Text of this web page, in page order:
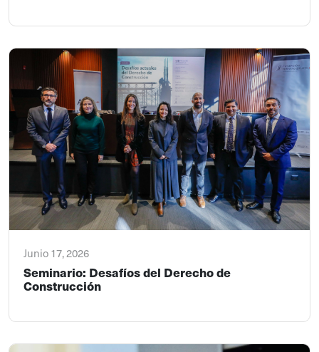
Junio 17, 2026
Seminario: Desafíos del Derecho de
Construcción